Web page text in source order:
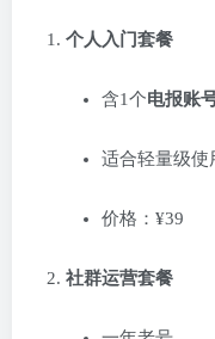
个人入门套餐
含1个电报账
适合轻量级使
价格：¥39
社群运营套餐